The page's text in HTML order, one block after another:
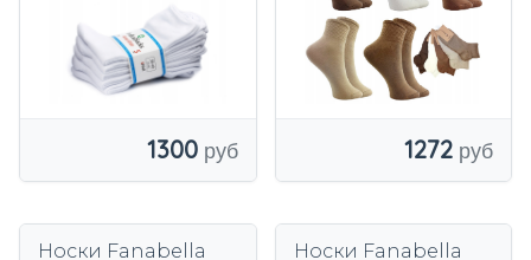
1300 1272
Носки Fanabella
Носки Fanabella